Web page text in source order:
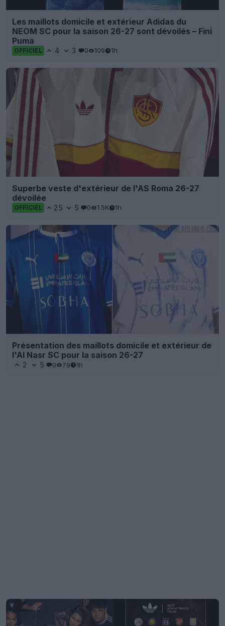
Les maillots domicile et extérieur Adidas du
NEOM SC pour la saison 26-27 sont dévoilés – Fini
Puma
OFFICIEL 4 3 0 109 1h
Superbe veste d'extérieur de l'AS Roma 26-27
dévoilée
OFFICIEL 25 5 0 1.5K 1h
Présentation des maillots domicile et extérieur de
l'Al Nasr SC pour la saison 26-27
2 5 0 79 1h